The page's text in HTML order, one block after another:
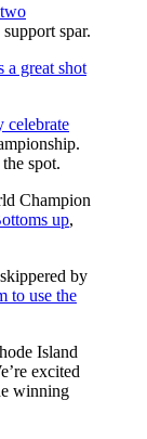
spar.
a great shot
celebrate
spot.
Champion
up,
by
to use the
Island
excited
winning